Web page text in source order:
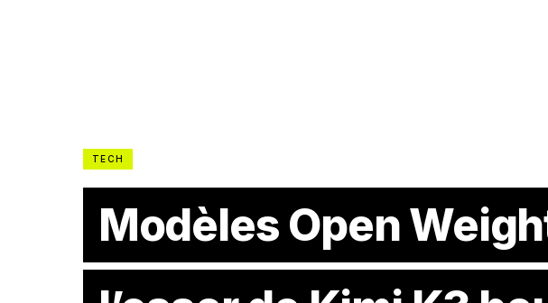
TECH
Modèles Open